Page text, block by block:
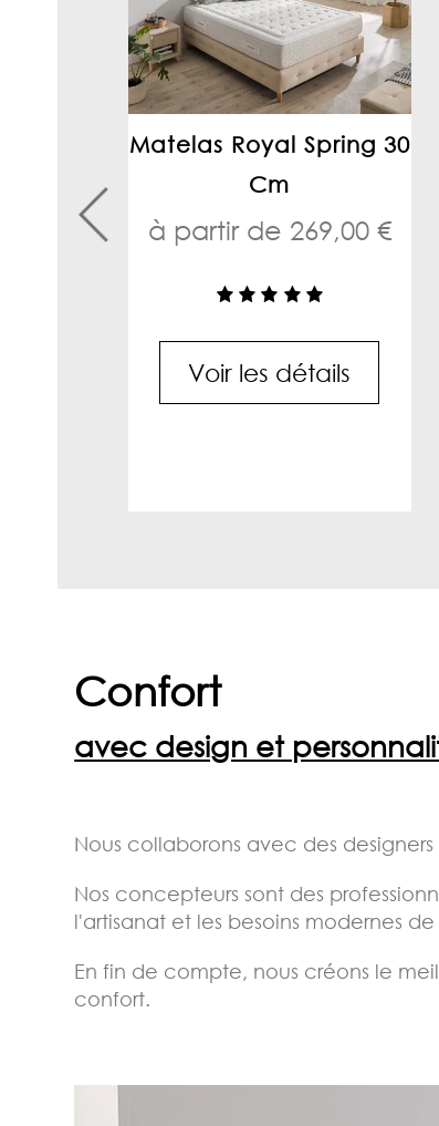
Matelas Royal Spring 30
Cm
à partir de 269,00 €
Voir les détails
Confort
avec design et
Nous collaborons avec des
Nos concepteurs sont des
l'artisanat et les besoins modernes
En fin de compte, nous créons le
confort.